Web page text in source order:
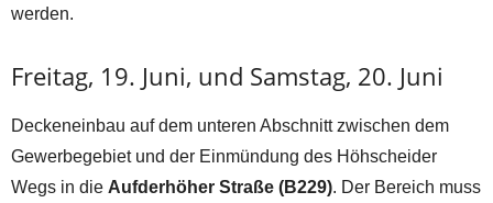
werden.
Freitag, 19. Juni, und Samstag, 20. Juni
Deckeneinbau auf dem unteren Abschnitt zwischen dem
Gewerbegebiet und der Einmündung des Höhscheider
Wegs in die Aufderhöher Straße (B229). Der Bereich muss